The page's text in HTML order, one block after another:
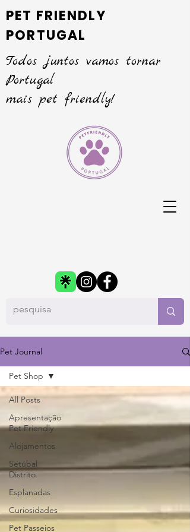
PET FRIENDLY
PORTUGAL
Todos juntos vamos tornar
Portugal
mais pet friendly!
Pet Journal
All Posts
Apresentação
Pet Friendly
Alojamentos
Setúbal
Distrito
Esplanadas
Curiosidades
Pet Passeios
Pet Shop